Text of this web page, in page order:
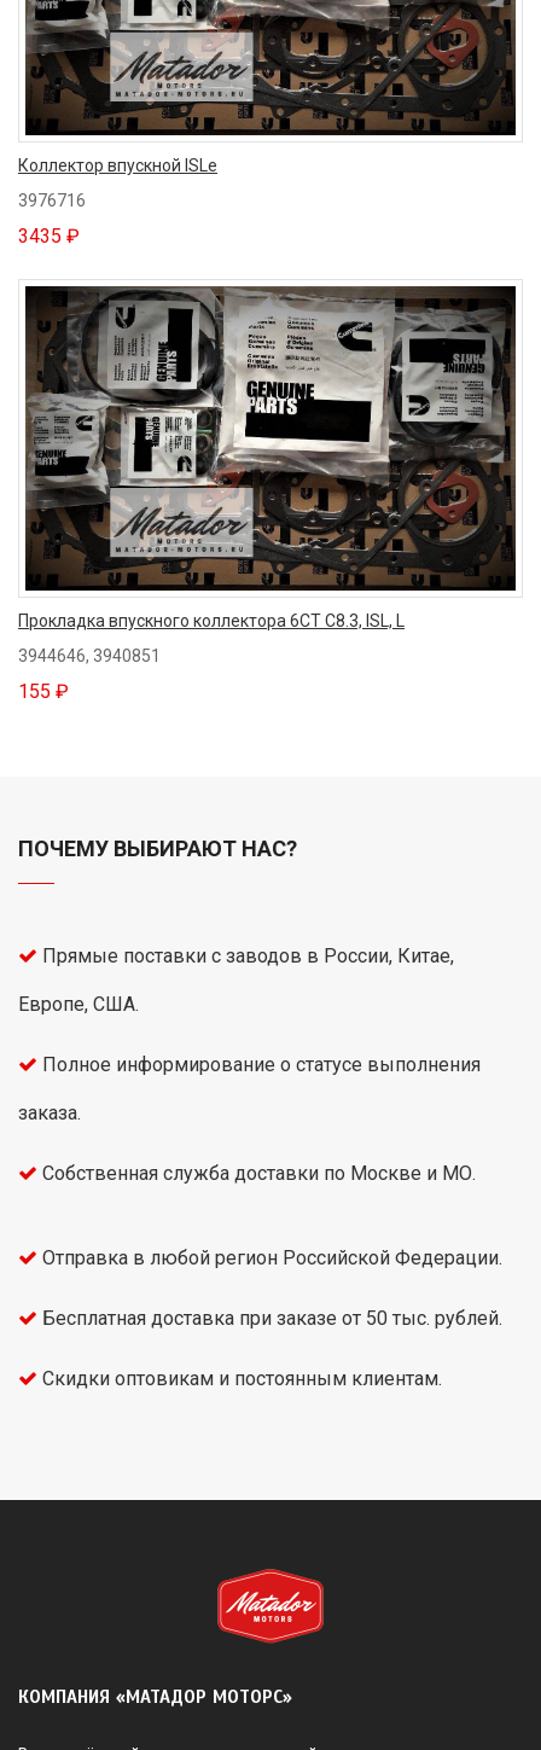
Коллектор впускной ISLe
3976716
3435 ₽
Прокладка впускного коллектора 6CT С8.3, ISL, L
3944646, 3940851
155 ₽
ПОЧЕМУ ВЫБИРАЮТ НАС?
Прямые поставки с заводов в России, Китае,
Европе, США.
Полное информирование о статусе выполнения
заказа.
Собственная служба доставки по Москве и МО.
Отправка в любой регион Российской Федерации.
Бесплатная доставка при заказе от 50 тыс. рублей.
Скидки оптовикам и постоянным клиентам.
КОМПАНИЯ «МАТАДОР МОТОРС»